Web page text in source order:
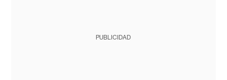
PUBLICIDAD